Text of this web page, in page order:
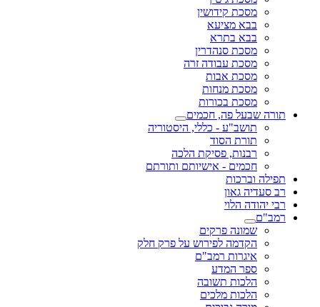
מסכת קידושין
בבא מציעא
בבא בתרא
מסכת סנהדרין
מסכת עבודה זרה
מסכת אבות
מסכת מנחות
מסכת בכורות
תורה שבעל פה, חכמים
תושב"ע - כללי, היסטוריה
תורת הסוד
רבנות, פסיקת הלכה
חכמים - אישיותם ותורתם
תפילה וברכות
רב סעדיה גאון
רבי יהודה הלוי
רמב"ם
שמונה פרקים
הקדמה לפירוש על פרק חלק
איגרות רמב"ם
ספר המדע
הלכות תשובה
הלכות מלכים